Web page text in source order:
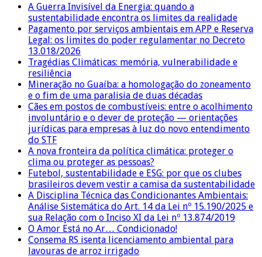
A Guerra Invisível da Energia: quando a
sustentabilidade encontra os limites da realidade
Pagamento por serviços ambientais em APP e Reserva
Legal: os limites do poder regulamentar no Decreto
13.018/2026
Tragédias Climáticas: memória, vulnerabilidade e
resiliência
Mineração no Guaíba: a homologação do zoneamento
e o fim de uma paralisia de duas décadas
Cães em postos de combustíveis: entre o acolhimento
involuntário e o dever de proteção — orientações
jurídicas para empresas à luz do novo entendimento
do STF
A nova fronteira da política climática: proteger o
clima ou proteger as pessoas?
Futebol, sustentabilidade e ESG: por que os clubes
brasileiros devem vestir a camisa da sustentabilidade
A Disciplina Técnica das Condicionantes Ambientais:
Análise Sistemática do Art. 14 da Lei nº 15.190/2025 e
sua Relação com o Inciso XI da Lei nº 13.874/2019
O Amor Está no Ar… Condicionado!
Consema RS isenta licenciamento ambiental para
lavouras de arroz irrigado